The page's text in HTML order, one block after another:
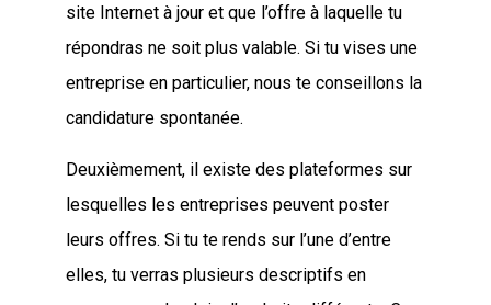
site Internet à jour et que l’offre à laquelle tu
répondras ne soit plus valable. Si tu vises une
entreprise en particulier, nous te conseillons la
candidature spontanée.
Deuxièmement, il existe des plateformes sur
lesquelles les entreprises peuvent poster
leurs offres. Si tu te rends sur l’une d’entre
elles, tu verras plusieurs descriptifs en